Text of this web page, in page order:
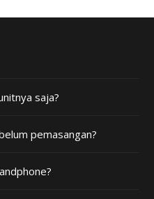
saja?
pemasangan?